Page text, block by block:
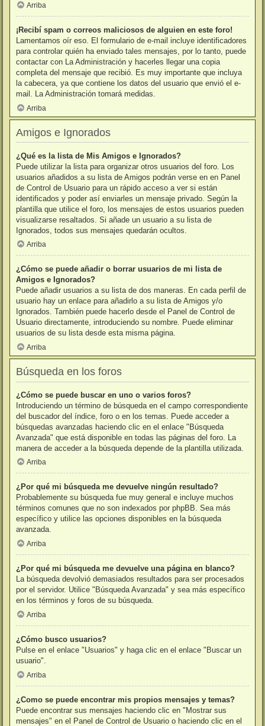
Arriba
¡Recibí spam o correos maliciosos de alguien en este foro!
Lamentamos oír eso. El formulario de e-mail incluye identificadores
para controlar quién ha enviado tales mensajes, por lo tanto, puede
contactar con La Administración y hacerles llegar una copia
completa del mensaje que recibió. Es muy importante que incluya
la cabecera, ya que contiene los datos del usuario que envió el e-
mail. La Administración tomará medidas.
Arriba
Amigos e Ignorados
¿Qué es la lista de Mis Amigos e Ignorados?
Puede utilizar la lista para organizar otros usuarios del foro. Los
usuarios añadidos a su lista de Amigos podrán verse en en Panel
de Control de Usuario para un rápido acceso a ver si están
identificados y poder así enviarles un mensaje privado. Según la
plantilla que utilice el foro, los mensajes de estos usuarios pueden
visualizarse resaltados. Si añade un usuario a su lista de
Ignorados, todos sus mensajes quedarán ocultos.
Arriba
¿Cómo se puede añadir o borrar usuarios de mi lista de
Amigos e Ignorados?
Puede añadir usuarios a su lista de dos maneras. En cada perfil de
usuario hay un enlace para añadirlo a su lista de Amigos y/o
Ignorados. También puede hacerlo desde el Panel de Control de
Usuario directamente, introduciendo su nombre. Puede eliminar
usuarios de su lista desde esta misma página.
Arriba
Búsqueda en los foros
¿Cómo se puede buscar en uno o varios foros?
Introduciendo un término de búsqueda en el campo correspondiente
del buscador del índice, foro o en los temas. Puede acceder a
búsquedas avanzadas haciendo clic en el enlace "Búsqueda
Avanzada" que está disponible en todas las páginas del foro. La
manera de acceder a la búsqueda depende de la plantilla utilizada.
Arriba
¿Por qué mi búsqueda me devuelve ningún resultado?
Probablemente su búsqueda fue muy general e incluye muchos
términos comunes que no son indexados por phpBB. Sea más
específico y utilice las opciones disponibles en la búsqueda
avanzada.
Arriba
¿Por qué mi búsqueda me devuelve una página en blanco?
La búsqueda devolvió demasiados resultados para ser procesados
por el servidor. Utilice "Búsqueda Avanzada" y sea más específico
en los términos y foros de su búsqueda.
Arriba
¿Cómo busco usuarios?
Pulse en el enlace "Usuarios" y haga clic en el enlace "Buscar un
usuario".
Arriba
¿Como se puede encontrar mis propios mensajes y temas?
Puede encontrar sus mensajes haciendo clic en "Mostrar sus
mensajes" en el Panel de Control de Usuario o haciendo clic en el